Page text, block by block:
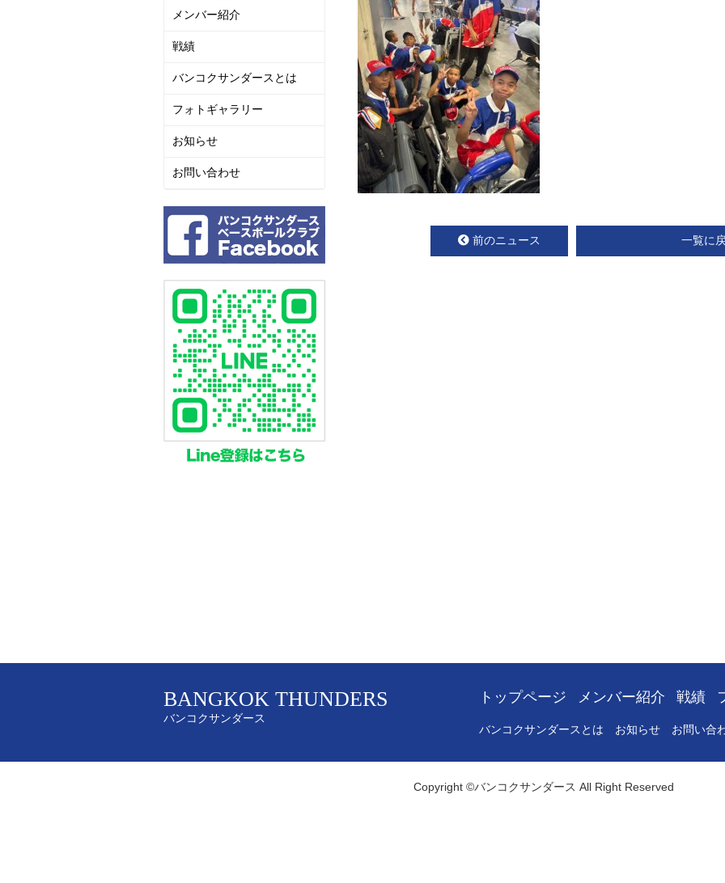
前のニュース 一覧に
メンバー紹介
戦績
バンコクサンダースとは
フォトギャラリー
お知らせ
お問い合わせ
BANGKOK THUNDERS
バンコクサンダース
トップページ メンバー紹介 戦績
バンコクサンダースとは お知らせ お問い合
Copyright ©バンコクサンダース All Right Reserved